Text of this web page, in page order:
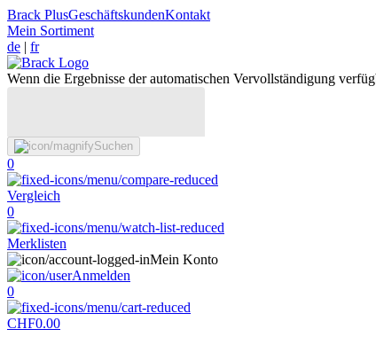
Brack PlusGeschäftskundenKontakt
Mein Sortiment
de | fr
Wenn die Ergebnisse der automatischen Vervollständigung
Suchen
0
Vergleich
0
Merklisten
Mein Konto
Anmelden
0
CHF0.00